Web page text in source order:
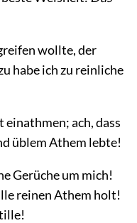
wollte, der
habe ich zu reinliche
ach, dass
üblem Athem lebte!
Gerüche um mich!
reinen Athem holt!